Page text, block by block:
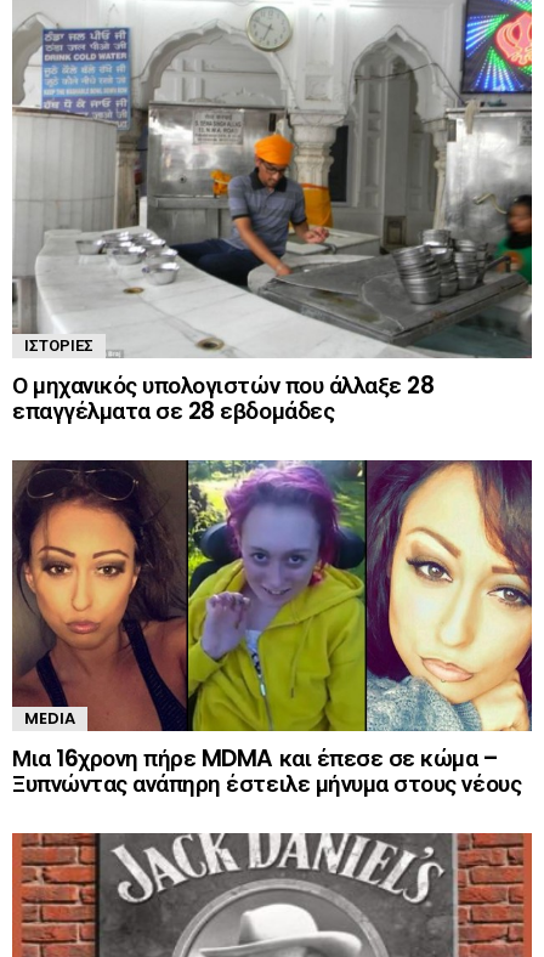
ΙΣΤΟΡΊΕΣ
Ο μηχανικός υπολογιστών που άλλαξε 28
επαγγέλματα σε 28 εβδομάδες
MEDIA
Μια 16χρονη πήρε MDMA και έπεσε σε κώμα –
Ξυπνώντας ανάπηρη έστειλε μήνυμα στους νέους